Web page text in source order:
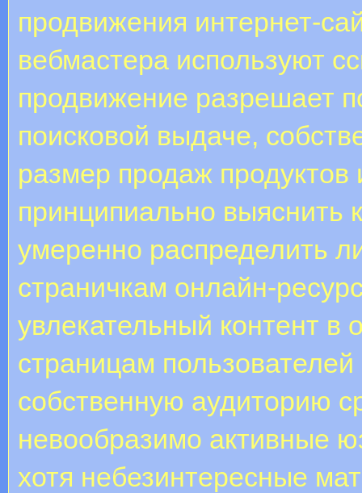
продвижения интернет-
вебмастера используют
продвижение разрешает
поисковой выдаче,
размер продаж продуктов
принципиально выяснить
умеренно распределить
страничкам онлайн-
увлекательный контент в
страницам
собственную аудиторию
невообразимо активные
хотя небезинтересные